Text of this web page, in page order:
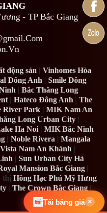
- TP Bắc Giang
động sản |Vinhomes Hòa
Đông Anh |Smile Đông
|Bắc Thăng Long
|Hateco Đông Anh |The
River Park |MIK Nam An
Long Urban City |
Ha Noi | MIK Bắc Ninh
|Noble Rivera |Mangala
Vista Nam An Khánh |
|Sun Urban City Hà
Mansion Bắc Giang |
thịHồng Hạc Phú Mỹ Hưng
|The Crown Bắc Giang|
Tải bảng giá ×